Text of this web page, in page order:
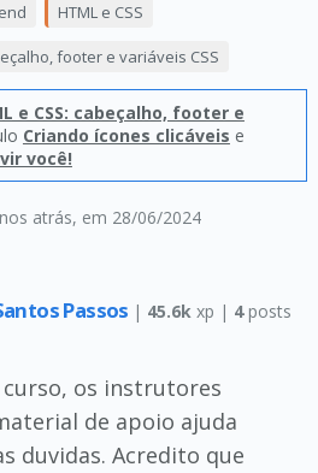
atrás, em 28/06/2024
HTML e CSS
footer e variáveis CSS
e CSS: cabeçalho, footer e
Criando ícones clicáveis e
você!
Passos | 45.6k xp | 4posts
os instrutores
de apoio ajuda
duvidas. Acredito que